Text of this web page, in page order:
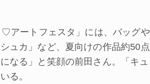
アートフェスタ」には、バッグや
ュカ」など、夏向けの作品約50点
なる」と笑顔の前田さん。「キュ
る。